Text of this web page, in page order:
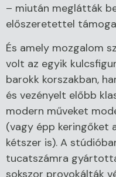
– miután meglátták
előszeretettel
És amely mozgalom
volt az egyik
barokk korszakban,
és vezényelt előbb
modern műveket
(vagy épp keringőket
kétszer is). A
tucatszámra